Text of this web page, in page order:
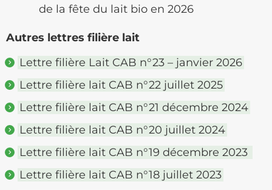
de la fête du lait bio en 2026
Autres lettres filière lait
Lettre filière Lait CAB n°23 – janvier 2026
Lettre filière lait CAB n°22 juillet 2025
Lettre filière lait CAB n°21 décembre 2024
Lettre filière lait CAB n°20 juillet 2024
Lettre filière lait CAB n°19 décembre 2023
Lettre filière lait CAB n°18 juillet 2023